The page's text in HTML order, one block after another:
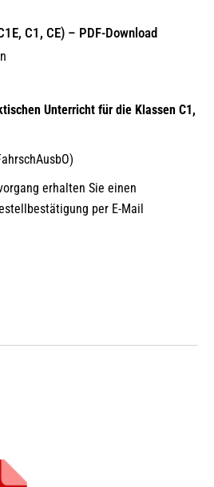
C1, CE) – PDF-Download
Unterricht für die Klassen C1,
erhalten Sie einen
per E-Mail